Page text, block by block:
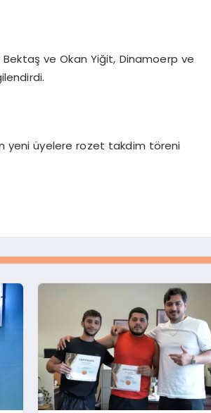
ve Okan Yiğit, Dinamoerp ve
yeni üyelere rozet takdim töreni